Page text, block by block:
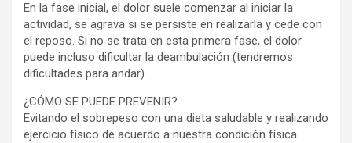
En la fase inicial, el dolor suele comenzar al iniciar la
actividad, se agrava si se persiste en realizarla y cede con
el reposo. Si no se trata en esta primera fase, el dolor
puede incluso dificultar la deambulación (tendremos
dificultades para andar).
¿CÓMO SE PUEDE PREVENIR?
Evitando el sobrepeso con una dieta saludable y realizando
ejercicio físico de acuerdo a nuestra condición física.